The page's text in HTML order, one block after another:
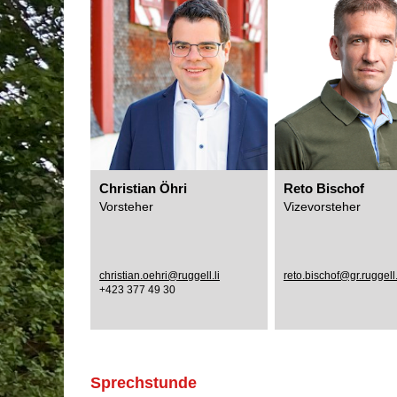
Christian Öhri
Vorsteher
christian.oehri@ruggell.li
+423 377 49 30
Reto Bischof
Vizevorsteher
Sprechstunde